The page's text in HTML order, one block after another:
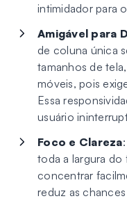
intimidador para
Amigável para
de coluna única
tamanhos de
móveis, pois
Essa
usuário
Foco e Clareza
toda a largura do
concentrar
reduz as